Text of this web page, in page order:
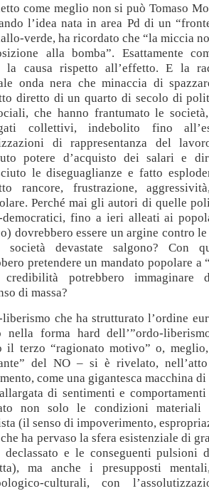
come meglio non si può Tomaso
l’idea nata in area Pd di un
verde, ha ricordato che “la miccia
alla bomba”. Esattamente
la causa rispetto all’effetto. E la
onda nera che minaccia di
diretto di un quarto di secolo di
che hanno frantumato le
collettivi, indebolito fino
di rappresentanza del
potere d’acquisto dei salari e
le diseguaglianze e fatto
rancore, frustrazione,
Perché mai gli autori di quelle
democratici, fino a ieri alleati ai
dovrebbero essere un argine contro
società devastate salgono? Con
pretendere un mandato popolare a
credibilità potrebbero immaginare
di massa?
che ha strutturato l’ordine
nella forma hard dell’”ordo-
il terzo “ragionato motivo” o,
del NO – si è rivelato,
come una gigantesca macchina
di sentimenti e
non solo le condizioni materiali
(il senso di impoverimento,
ha pervaso la sfera esistenziale di
declassato e le conseguenti
ma anche i presupposti
culturali, con